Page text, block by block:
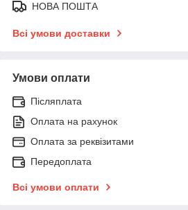
НОВА ПОШТА
Всі умови доставки
Умови оплати
Післяплата
Оплата на рахунок
Оплата за реквізитами
Передоплата
Всі умови оплати